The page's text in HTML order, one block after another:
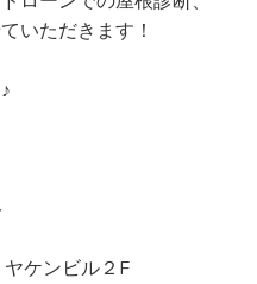
いただきます！
ケンビル２F